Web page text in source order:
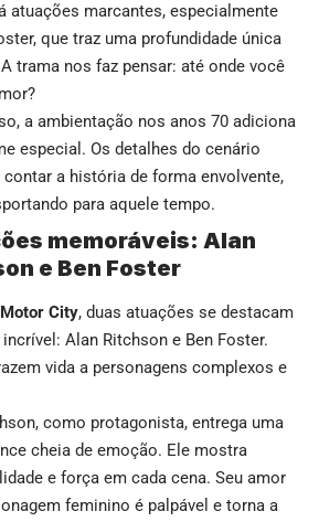
atuações marcantes, especialmente
que traz uma profundidade única
trama nos faz pensar: até onde você
a ambientação nos anos 70 adiciona
especial. Os detalhes do cenário
contar a história de forma envolvente,
para aquele tempo.
memoráveis: Alan
e Ben Foster
Motor City, duas atuações se destacam
Alan Ritchson e Ben Foster.
vida a personagens complexos e
como protagonista, entrega uma
cheia de emoção. Ele mostra
e força em cada cena. Seu amor
feminino é palpável e torna a